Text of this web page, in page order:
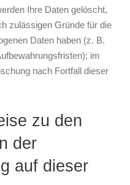
Ihre Daten gelöscht,
zulässigen Gründe für die
Daten haben (z. B.
im
nach Fortfall dieser
zu den
der
auf dieser